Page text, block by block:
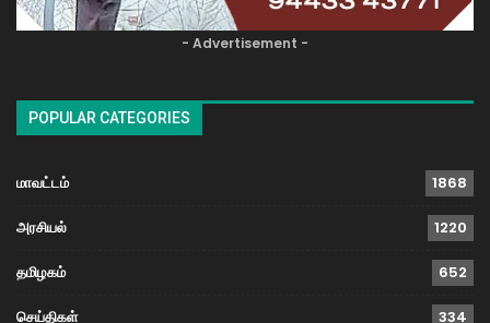
- Advertisement -
POPULAR CATEGORIES
மாவட்டம் 1868
அரசியல் 1220
தமிழகம் 652
செய்திகள் 334